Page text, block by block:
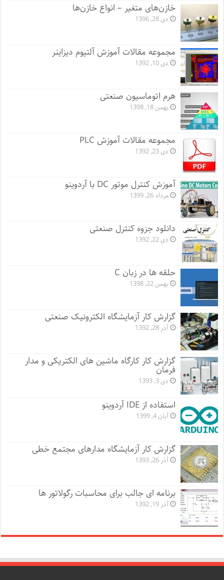
خازن‌های متغیر – انواع خازن‌ها
دی 28, 1396
مجموعه مقالات آموزش آلتیوم دیزاینر
دی 10, 1392
هرم اتوماسیون صنعتی
بهمن 18, 1398
مجموعه مقالات آموزش PLC
دی 23, 1392
آموزش کنترل موتور DC با آردوینو
مرداد 26, 1399
دانلود جزوه کنترل صنعتی
دی 22, 1392
حلقه ها در زبان C
بهمن 22, 1398
گزارش کار آزمایشگاه الکترونیک صنعتی
آذر 28, 1392
گزارش کار کارگاه ماشین های الکتریکی و مدار
فرمان
دی 3, 1393
استفاده از IDE آردوینو
آبان 4, 1399
گزارش کار آزمایشگاه مدارهای مجتمع خطی
آذر 26, 1393
برنامه ای جالب برای محاسبات رگولاتور ها
آذر 19, 1392